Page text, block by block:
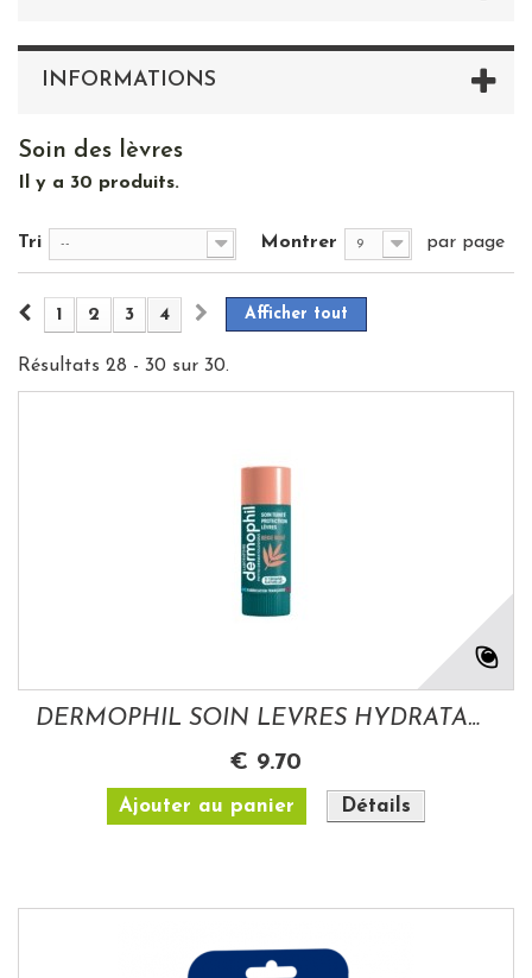
INFORMATIONS
Soin des lèvres
Il y a 30 produits.
Tri -- Montrer 9 par page
Afficher tout
1 2 3 4
Résultats 28 - 30 sur 30.
DERMOPHIL SOIN LEVRES HYDRATANT NUDE STICK...
€ 9.70
Ajouter au panier Détails